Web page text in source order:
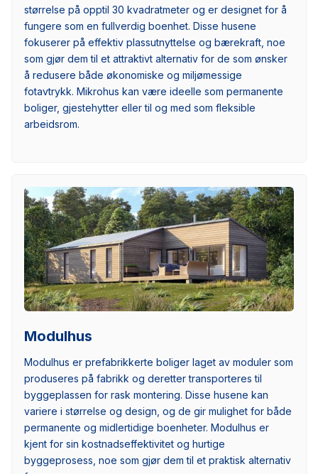
størrelse på opptil 30 kvadratmeter og er designet for å
fungere som en fullverdig boenhet. Disse husene
fokuserer på effektiv plassutnyttelse og bærekraft, noe
som gjør dem til et attraktivt alternativ for de som ønsker
å redusere både økonomiske og miljømessige
fotavtrykk. Mikrohus kan være ideelle som permanente
boliger, gjestehytter eller til og med som fleksible
arbeidsrom.
Modulhus
Modulhus er prefabrikkerte boliger laget av moduler som
produseres på fabrikk og deretter transporteres til
byggeplassen for rask montering. Disse husene kan
variere i størrelse og design, og de gir mulighet for både
permanente og midlertidige boenheter. Modulhus er
kjent for sin kostnadseffektivitet og hurtige
byggeprosess, noe som gjør dem til et praktisk alternativ